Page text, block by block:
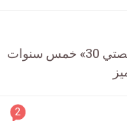
إنفوغراف | «منصتي 30» خمس سنوات
2